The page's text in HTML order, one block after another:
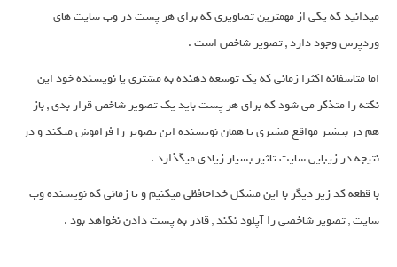
میدانید که یکی از مهمترین تصاویری که برای هر پست در وب سایت های
وردپرس وجود دارد , تصویر شاخص است .
اما متاسفانه اکثرا زمانی که یک توسعه دهنده به مشتری یا نویسنده خود این
نکته را متذکر می شود که برای هر پست باید یک تصویر شاخص قرار بدی , باز
هم در بیشتر مواقع مشتری یا همان نویسنده این تصویر را فراموش میکند و در
نتیجه در زیبایی سایت تاثیر بسیار زیادی میگذارد .
با قطعه کد زیر دیگر با این مشکل خداحافظی میکنیم و تا زمانی که نویسنده وب
سایت , تصویر شاخصی را آپلود نکند , قادر به پست دادن نخواهد بود .